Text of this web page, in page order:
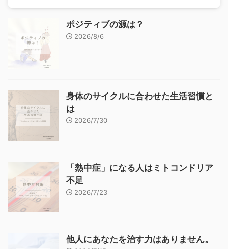
ポジティブの源は？
2026/8/6
身体のサイクルに合わせた生活習慣と
は
2026/7/30
「熱中症」になる人はミトコンドリア
不足
2026/7/23
他人にあなたを治す力はありません。